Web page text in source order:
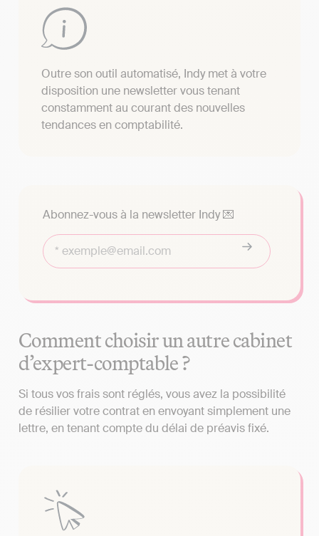
Outre son outil automatisé, Indy met à votre
disposition une newsletter vous tenant
constamment au courant des nouvelles
tendances en comptabilité.
Abonnez-vous à la newsletter Indy 💌
Comment choisir un autre cabinet
d’expert-comptable ?
Si tous vos frais sont réglés, vous avez la possibilité
de résilier votre contrat en envoyant simplement une
lettre, en tenant compte du délai de préavis fixé.